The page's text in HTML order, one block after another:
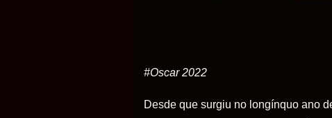
#Oscar 2022
Desde que surgiu no longínquo ano